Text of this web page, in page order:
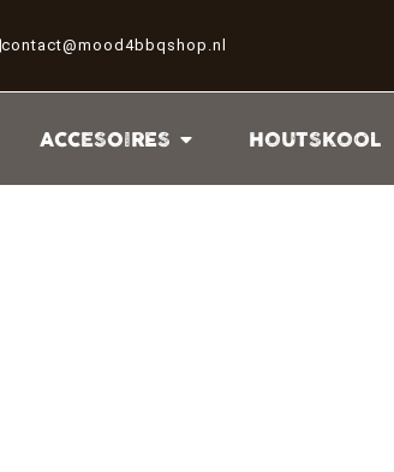
contact@mood4bbqshop.nl
ACCESOIRES HOUTSKOOL